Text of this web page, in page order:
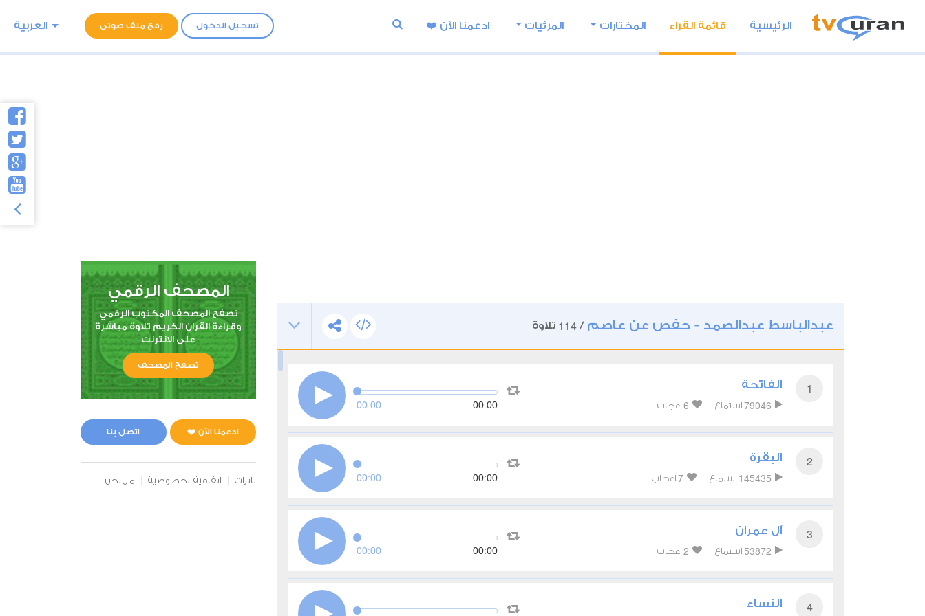
تسجيل الدخول رفع ملف صوتى العربية الرئيسية قائمة القراء المختارات المرئيات ادعمنا اﻵن ❤️
عبدالباسط عبدالصمد - حفص عن عاصم /
114 تلاوة
1 الفاتحة
79046 استماع 6 اعجاب 00:00 00:00
2 البقرة
145435 استماع 7 اعجاب 00:00 00:00
3 آل عمران
53872 استماع 2 اعجاب 00:00 00:00
4 النساء
المصحف الرقمي
تصفح المصحف المكتوب الرقمي
وقراءة القران الكريم تلاوة مباشرة
على الانترنت
تصفح المصحف
ادعمنا الآن ❤️ اتصل بنا
بانرات اتفاقية الخصوصية من نحن